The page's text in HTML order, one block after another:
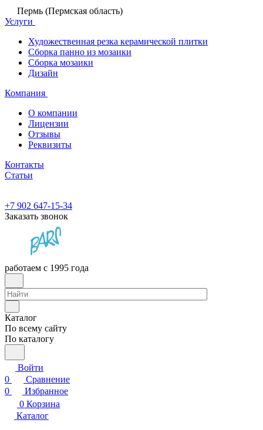
Пермь (Пермская область)
Услуги
Художественная резка керамической плитки
Сборка панно из мозаики
Сборка мозаики
Дизайн
Компания
О компании
Лицензии
Отзывы
Реквизиты
Контакты
Статьи
+7 902 647-15-34
Заказать звонок
работаем с 1995 года
Каталог
По всему сайту
По каталогу
Войти
0
Сравнение
0
Избранное
0 Корзина
Каталог